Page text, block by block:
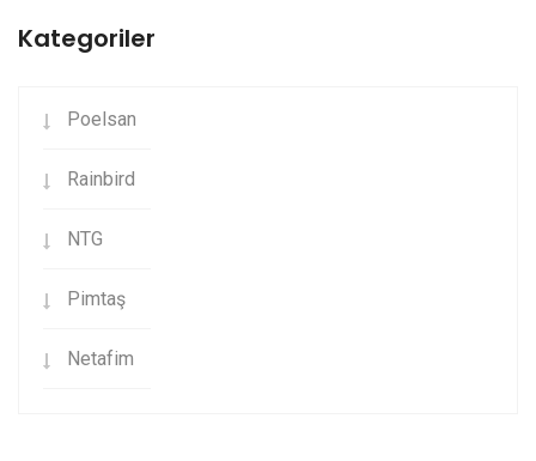
Kategoriler
Poelsan
Rainbird
NTG
Pimtaş
Netafim